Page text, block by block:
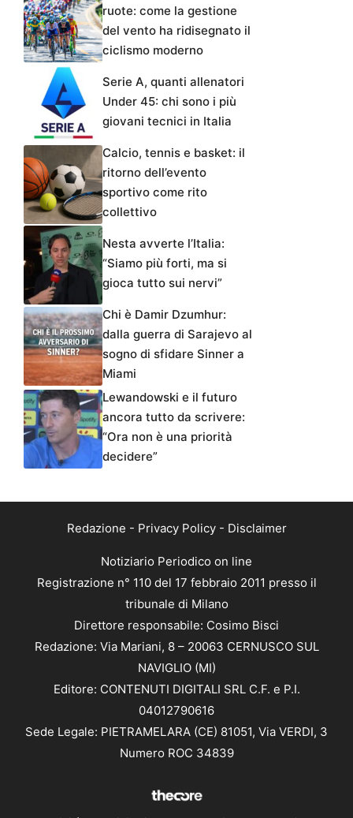
ruote: come la gestione
del vento ha ridisegnato il
ciclismo moderno
Serie A, quanti allenatori
Under 45: chi sono i più
giovani tecnici in Italia
Calcio, tennis e basket: il
ritorno dell’evento
sportivo come rito
collettivo
Nesta avverte l’Italia:
“Siamo più forti, ma si
gioca tutto sui nervi”
Chi è Damir Dzumhur:
dalla guerra di Sarajevo al
sogno di sfidare Sinner a
Miami
Lewandowski e il futuro
ancora tutto da scrivere:
“Ora non è una priorità
decidere”
Redazione - Privacy Policy- Disclaimer
Notiziario Periodico on line
Registrazione n° 110 del 17 febbraio 2011 presso il
tribunale di Milano
Direttore responsabile: Cosimo Bisci
Redazione: Via Mariani, 8 – 20063 CERNUSCO SUL
NAVIGLIO (MI)
Editore: CONTENUTI DIGITALI SRL C.F. e P.I.
04012790616
Sede Legale: PIETRAMELARA (CE) 81051, Via VERDI, 3
Numero ROC 34839